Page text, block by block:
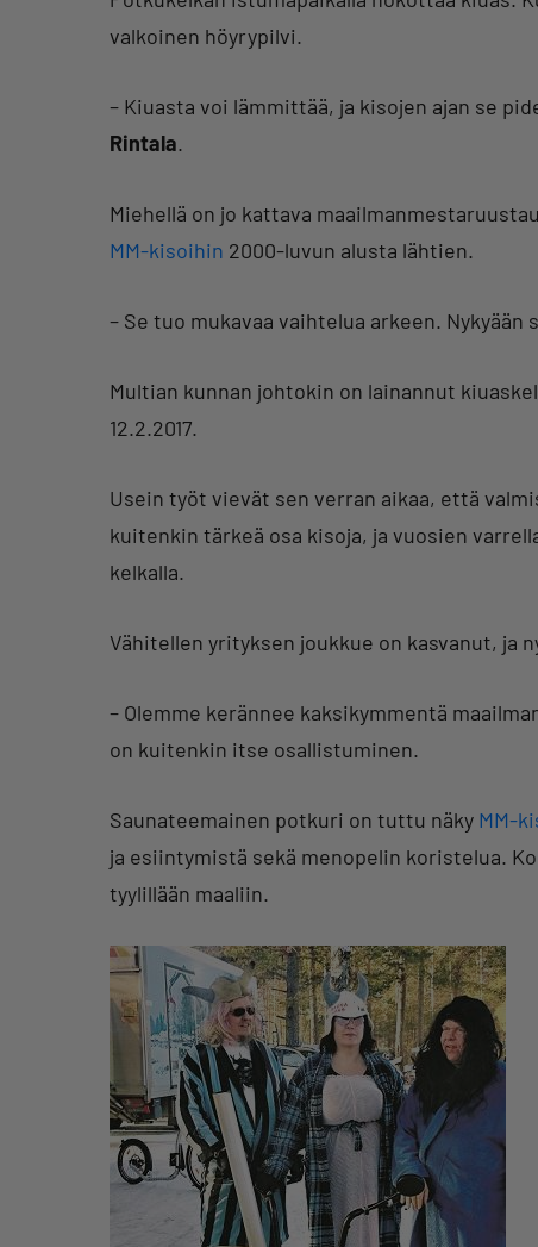
valkoinen höyrypilvi.
– Kiuasta voi lämmittää, ja kisojen ajan se
Rintala.
Miehellä on jo kattava
MM-kisoihin 2000-luvun alusta lähtien.
– Se tuo mukavaa vaihtelua arkeen.
Multian kunnan johtokin on lainannut
12.2.2017.
Usein työt vievät sen verran aikaa, että
kuitenkin tärkeä osa kisoja, ja vuosien
kelkalla.
Vähitellen yrityksen joukkue on kasvanut, ja
– Olemme kerännee kaksikymmentä
on kuitenkin itse osallistuminen.
Saunateemainen potkuri on tuttu näky MM-
ja esiintymistä sekä menopelin koristelua.
tyylillään maaliin.